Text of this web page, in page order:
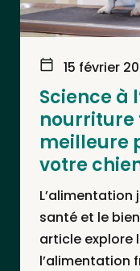
15 février
Science à
nourriture
meilleure
votre
L’alimentation
santé et le
article explore
l’alimentation